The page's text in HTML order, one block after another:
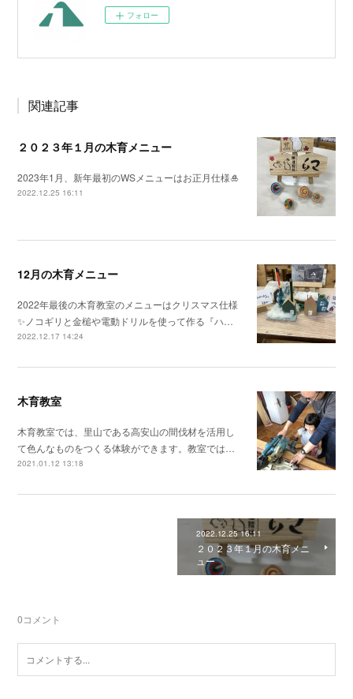
フォロー
関連記事
２０２３年１月の木育メニュー
2023年1月、新年最初のWSメニューはお正月仕様🎍
2022.12.25 16:11
12月の木育メニュー
2022年最後の木育教室のメニューはクリスマス仕様
✨ノコギリと金槌や電動ドリルを使って作る『ハ…
2022.12.17 14:24
木育教室
木育教室では、里山である高安山の間伐材を活用し
て色んなものをつくる体験ができます。教室では…
2021.01.12 13:18
2022.12.25 16:11
２０２３年１月の木育メニ
ュー
0コメント